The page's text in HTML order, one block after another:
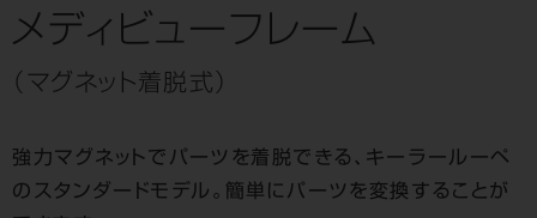
メディビューフレーム
（マグネット着脱式）
強力マグネットでパーツを着脱できる、キーラールーペ
のスタンダードモデル。簡単にパーツを変換することが